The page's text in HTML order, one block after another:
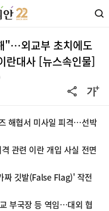
"…외교부 초치에도
란대사 [뉴스속인물]
해협서 미사일 피격…선박
관련 이란 개입 사실 전면
깃발(False Flag)' 작전
부국장 등 역임…대외 협